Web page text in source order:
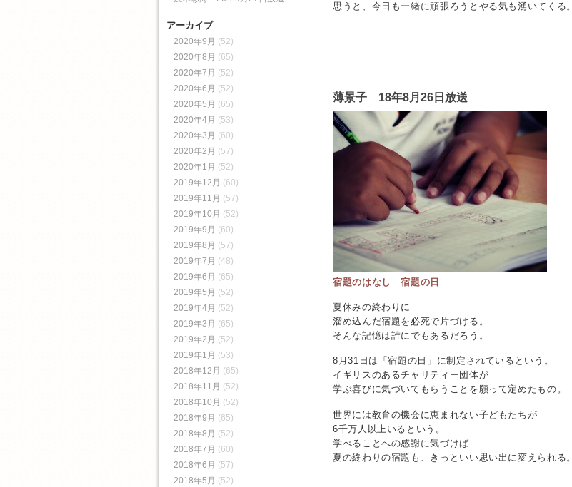
思うと、今日も一緒に頑張ろうとやる気も湧いてくる。
薄景子 18年8月26日放送
宿題のはなし 宿題の日
夏休みの終わりに
溜め込んだ宿題を必死で片づける。
そんな記憶は誰にでもあるだろう。
8月31日は「宿題の日」に制定されているという。
イギリスのあるチャリティー団体が
学ぶ喜びに気づいてもらうことを願って定めたもの。
世界には教育の機会に恵まれない子どもたちが
6千万人以上いるという。
学べることへの感謝に気づけば
夏の終わりの宿題も、きっといい思い出に変えられる。
アーカイブ
2020年9月 (52)
2020年8月 (65)
2020年7月 (52)
2020年6月 (52)
2020年5月 (65)
2020年4月 (53)
2020年3月 (60)
2020年2月 (57)
2020年1月 (52)
2019年12月 (60)
2019年11月 (57)
2019年10月 (52)
2019年9月 (60)
2019年8月 (57)
2019年7月 (48)
2019年6月 (65)
2019年5月 (52)
2019年4月 (52)
2019年3月 (65)
2019年2月 (52)
2019年1月 (53)
2018年12月 (65)
2018年11月 (52)
2018年10月 (52)
2018年9月 (65)
2018年8月 (52)
2018年7月 (60)
2018年6月 (57)
2018年5月 (52)